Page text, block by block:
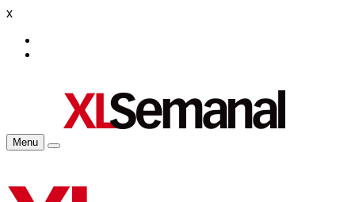
x
Menu